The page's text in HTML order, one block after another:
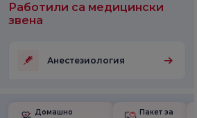
Работили са медицински
звена
Анестезиология
Домашно
Пакет за